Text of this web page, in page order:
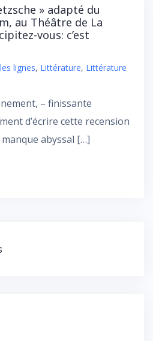
» adapté du
au Théâtre de La
vous: c’est
lignes, Littérature, Littérature
– finissante
d’écrire cette recension
abyssal […]